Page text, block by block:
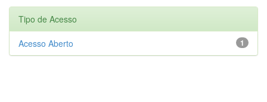
Tipo de Acesso
1
Acesso Aberto